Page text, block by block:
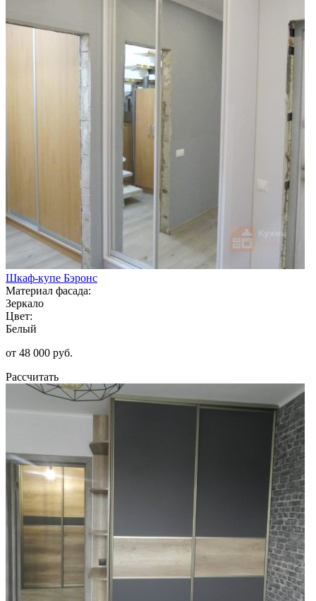
Шкаф-купе Бэронс
Материал фасада:
Зеркало
Цвет:
Белый
от 48 000 руб.
Рассчитать